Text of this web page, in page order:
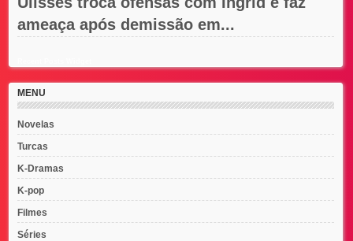
ameaça após demissão em...
MENU
Novelas
Turcas
K-Dramas
K-pop
Filmes
Séries